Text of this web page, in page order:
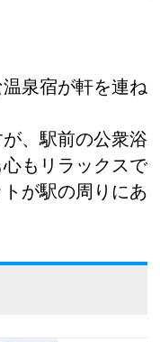
泉宿が軒を連ね
、駅前の公衆浴
もリラックスで
が駅の周りにあ